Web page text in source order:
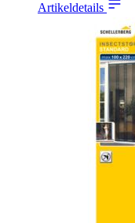
Artikeldetails